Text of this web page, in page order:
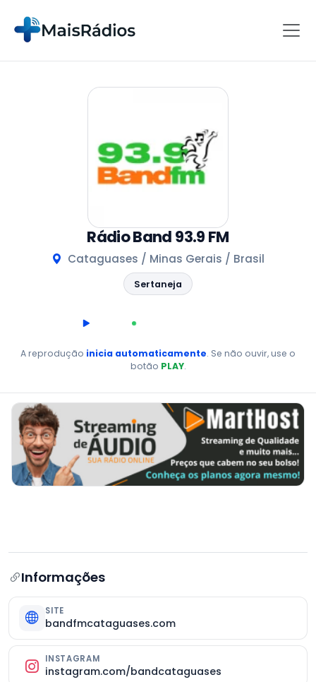
Rádio Band 93.9 FM
Cataguases / Minas Gerais / Brasil
Sertaneja
AO VIVO
A reprodução inicia automaticamente. Se não ouvir, use o
botão PLAY.
Informações
SITE
bandfmcataguases.com
INSTAGRAM
instagram.com/bandcataguases